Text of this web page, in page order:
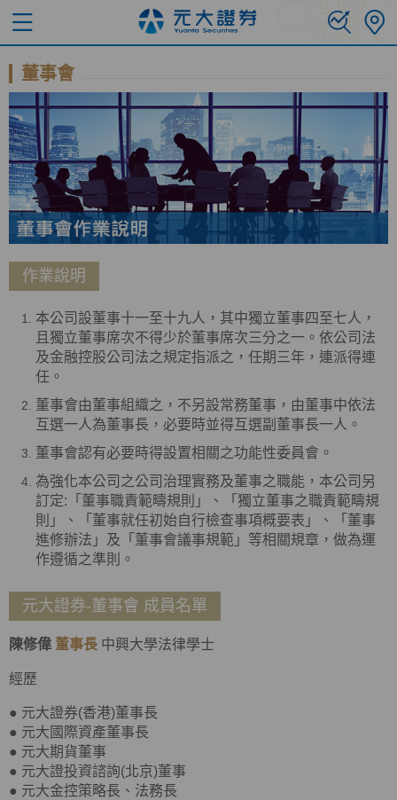
董事會
作業說明
本公司設董事十一至十九人，其中獨立董事四至七人，
且獨立董事席次不得少於董事席次三分之一。依公司法
及金融控股公司法之規定指派之，任期三年，連派得連
任。
董事會由董事組織之，不另設常務董事，由董事中依法
互選一人為董事長，必要時並得互選副董事長一人。
董事會認有必要時得設置相關之功能性委員會。
為強化本公司之公司治理實務及董事之職能，本公司另
訂定:「董事職責範疇規則」、「獨立董事之職責範疇規
則」、「董事就任初始自行檢查事項概要表」、「董事
進修辦法」及「董事會議事規範」等相關規章，做為運
作遵循之準則。
元大證券-董事會 成員名單
陳修偉 董事長 中興大學法律學士
經歷
● 元大證券(香港)董事長
● 元大國際資產董事長
● 元大期貨董事
● 元大證投資諮詢(北京)董事
● 元大金控策略長、法務長